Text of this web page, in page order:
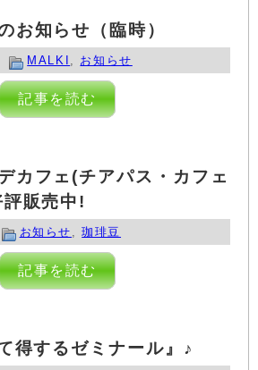
お知らせ（臨時）
MALKI お知らせ
記事を読む
カフェ(チアパス・カフェ
販売中!
お知らせ ,珈琲豆
記事を読む
得するゼミナール』♪